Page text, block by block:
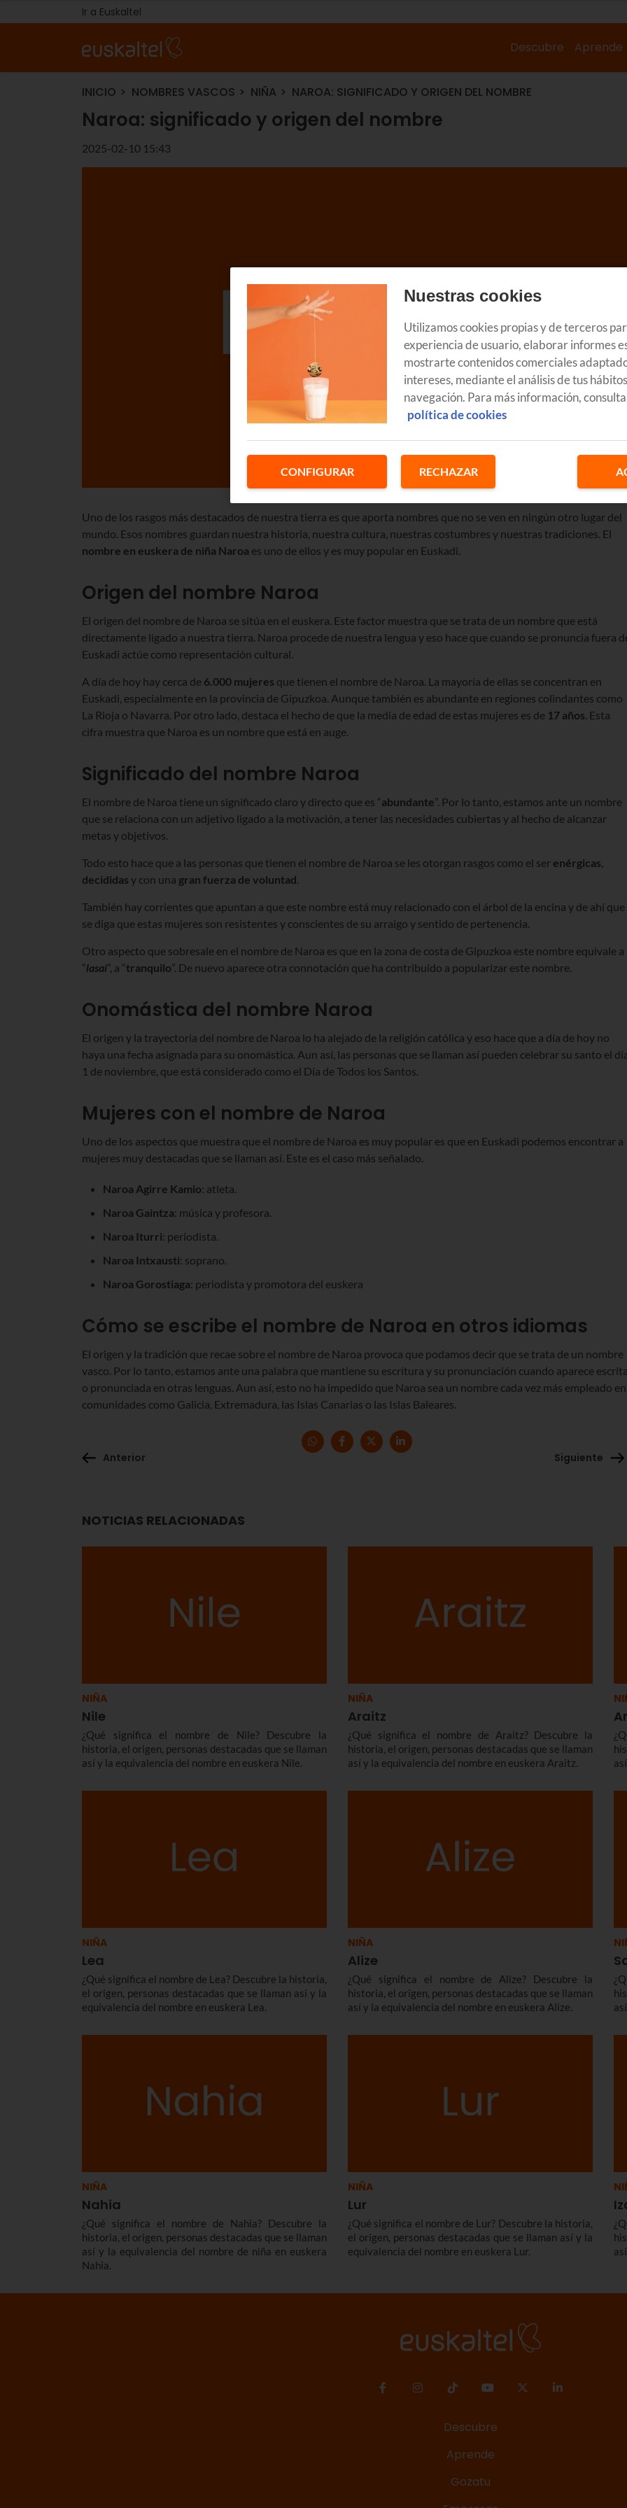
Ir a Euskaltel
Descubre Aprende
INICIO NOMBRES VASCOS NIÑA NAROA: SIGNIFICADO Y ORIGEN DEL NOMBRE
Naroa: significado y origen del nombre
2025-02-10 15:43
Uno de los rasgos más destacados de nuestra tierra es que aporta nombres que no se ven en ningún otro lugar del
mundo. Esos nombres guardan nuestra historia, nuestra cultura, nuestras costumbres y nuestras tradiciones. El
nombre en euskera de niña Naroa es uno de ellos y es muy popular en Euskadi.
Origen del nombre Naroa
El origen del nombre de Naroa se sitúa en el euskera. Este factor muestra que se trata de un nombre que está
directamente ligado a nuestra tierra. Naroa procede de nuestra lengua y eso hace que cuando se pronuncia fuera
Euskadi actúe como representación cultural.
A día de hoy hay cerca de 6.000 mujeres que tienen el nombre de Naroa. La mayoría de ellas se concentran en
Euskadi, especialmente en la provincia de Gipuzkoa. Aunque también es abundante en regiones colindantes como
La Rioja o Navarra. Por otro lado, destaca el hecho de que la media de edad de estas mujeres es de 17 años. Esta
cifra muestra que Naroa es un nombre que está en auge.
Significado del nombre Naroa
El nombre de Naroa tiene un significado claro y directo que es “abundante”. Por lo tanto, estamos ante un nombre
que se relaciona con un adjetivo ligado a la motivación, a tener las necesidades cubiertas y al hecho de alcanzar
metas y objetivos.
Todo esto hace que a las personas que tienen el nombre de Naroa se les otorgan rasgos como el ser enérgicas,
decididas y con una gran fuerza de voluntad.
También hay corrientes que apuntan a que este nombre está muy relacionado con el árbol de la encina y de ahí que
se diga que estas mujeres son resistentes y conscientes de su arraigo y sentido de pertenencia.
Otro aspecto que sobresale en el nombre de Naroa es que en la zona de costa de Gipuzkoa este nombre equivale a
“lasai”, a “tranquilo”. De nuevo aparece otra connotación que ha contribuido a popularizar este nombre.
Onomástica del nombre Naroa
El origen y la trayectoria del nombre de Naroa lo ha alejado de la religión católica y eso hace que a día de hoy no
haya una fecha asignada para su onomástica. Aun así, las personas que se llaman así pueden celebrar su santo el
1 de noviembre, que está considerado como el Día de Todos los Santos.
Mujeres con el nombre de Naroa
Uno de los aspectos que muestra que el nombre de Naroa es muy popular es que en Euskadi podemos encontrar a
mujeres muy destacadas que se llaman así. Este es el caso más señalado.
Naroa Agirre Kamio: atleta.
Naroa Gaintza: música y profesora.
Naroa Iturri: periodista.
Naroa Intxausti: soprano.
Naroa Gorostiaga: periodista y promotora del euskera
Cómo se escribe el nombre de Naroa en otros idiomas
El origen y la tradición que recae sobre el nombre de Naroa provoca que podamos decir que se trata de un nombre
vasco. Por lo tanto, estamos ante una palabra que mantiene su escritura y su pronunciación cuando aparece
o pronunciada en otras lenguas. Aun así, esto no ha impedido que Naroa sea un nombre cada vez más empleado en
comunidades como Galicia, Extremadura, las Islas Canarias o las Islas Baleares.
Anterior Siguiente
NOTICIAS RELACIONADAS
NIÑA
Nile
¿Qué significa el nombre de Nile? Descubre la
historia, el origen, personas destacadas que se llaman
así y la equivalencia del nombre en euskera Nile.
NIÑA
Araitz
¿Qué significa el nombre de Araitz? Descubre la
historia, el origen, personas destacadas que se llaman
así y la equivalencia del nombre en euskera Araitz.
NIÑA
Lea
¿Qué significa el nombre de Lea? Descubre la historia,
el origen, personas destacadas que se llaman así y la
equivalencia del nombre en euskera Lea.
NIÑA
Alize
¿Qué significa el nombre de Alize? Descubre la
historia, el origen, personas destacadas que se llaman
así y la equivalencia del nombre en euskera Alize.
NIÑA
Nahia
¿Qué significa el nombre de Nahia? Descubre la
historia, el origen, personas destacadas que se llaman
así y la equivalencia del nombre de niña en euskera
Nahia.
NIÑA
Lur
¿Qué significa el nombre de Lur? Descubre la historia,
el origen, personas destacadas que se llaman así y la
equivalencia del nombre en euskera Lur.
Descubre
Aprende
Gozatu
Nuestras cookies
Utilizamos cookies propias y de terceros
experiencia de usuario, elaborar informes
mostrarte contenidos comerciales
intereses, mediante el análisis de tus
navegación. Para más información,
política de cookies
CONFIGURAR RECHAZAR